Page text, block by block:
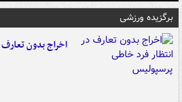
برگزیده ورزشی
اخراج بدون